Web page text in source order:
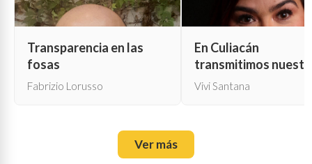
Transparencia en las
fosas
Fabrizio Lorusso
En Culiacán
transmitimos
propia muerte
Vivi Santana
Ver más